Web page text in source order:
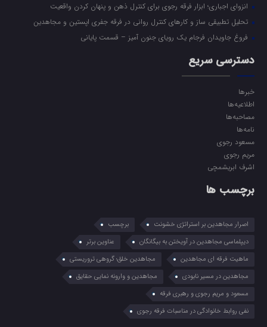
انزوای اجباری؛ ابزار فرقه رجوی برای کنترل ذهن و پنهان کردن واقعیت
تحلیل تطبیقی ساز و کارهای کنترل روانی در فرقه جفری اپستین و مجاهدین
فروغ جاویدان فرجام یک رویای جنون آمیز – قسمت پایانی
دسترسی سریع
خبرها
اطلاعیه‌ها
مصاحبه‌ها
نامه‌ها
مسعود رجوی
مریم رجوی
اشرف ابریشمچی
برچسب ها
اصرار مجاهدین بر استراتژی خشونت
برچسب
دیپلماسی مجاهدین در آویختن به بیگانگان
عناوین برتر
ماهیت فرقه ای مجاهدین
مجاهدین خلق؛ گروهی تروریستی
مجاهدین در مسیر نابودی
مجاهدین و وارونه نمایی حقایق
مسعود و مریم رجوی و رهبری فرقه
نفی روابط خانوادگی در مناسبات فرقه رجوی